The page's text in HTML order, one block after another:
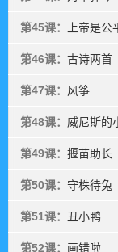
第45课： 上帝是公
第46课： 古诗两首
第47课： 风筝
第48课： 威尼斯的
第49课： 揠苗助长
第50课： 守株待兔
第51课： 丑小鸭
第52课： 画错啦